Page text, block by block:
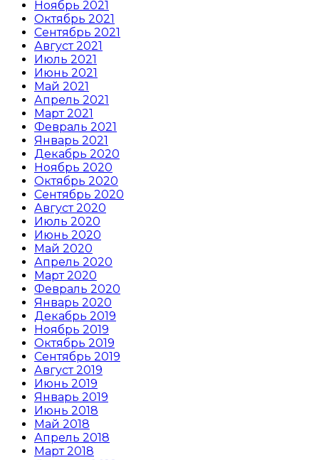
Ноябрь 2021
Октябрь 2021
Сентябрь 2021
Август 2021
Июль 2021
Июнь 2021
Май 2021
Апрель 2021
Март 2021
Февраль 2021
Январь 2021
Декабрь 2020
Ноябрь 2020
Октябрь 2020
Сентябрь 2020
Август 2020
Июль 2020
Июнь 2020
Май 2020
Апрель 2020
Март 2020
Февраль 2020
Январь 2020
Декабрь 2019
Ноябрь 2019
Октябрь 2019
Сентябрь 2019
Август 2019
Июнь 2019
Январь 2019
Июнь 2018
Май 2018
Апрель 2018
Март 2018